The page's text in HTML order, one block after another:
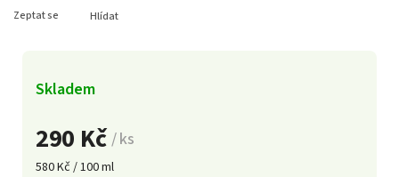
290 Kč / ks
580 Kč / 100 ml
Skladem
Zeptat se Hlídat